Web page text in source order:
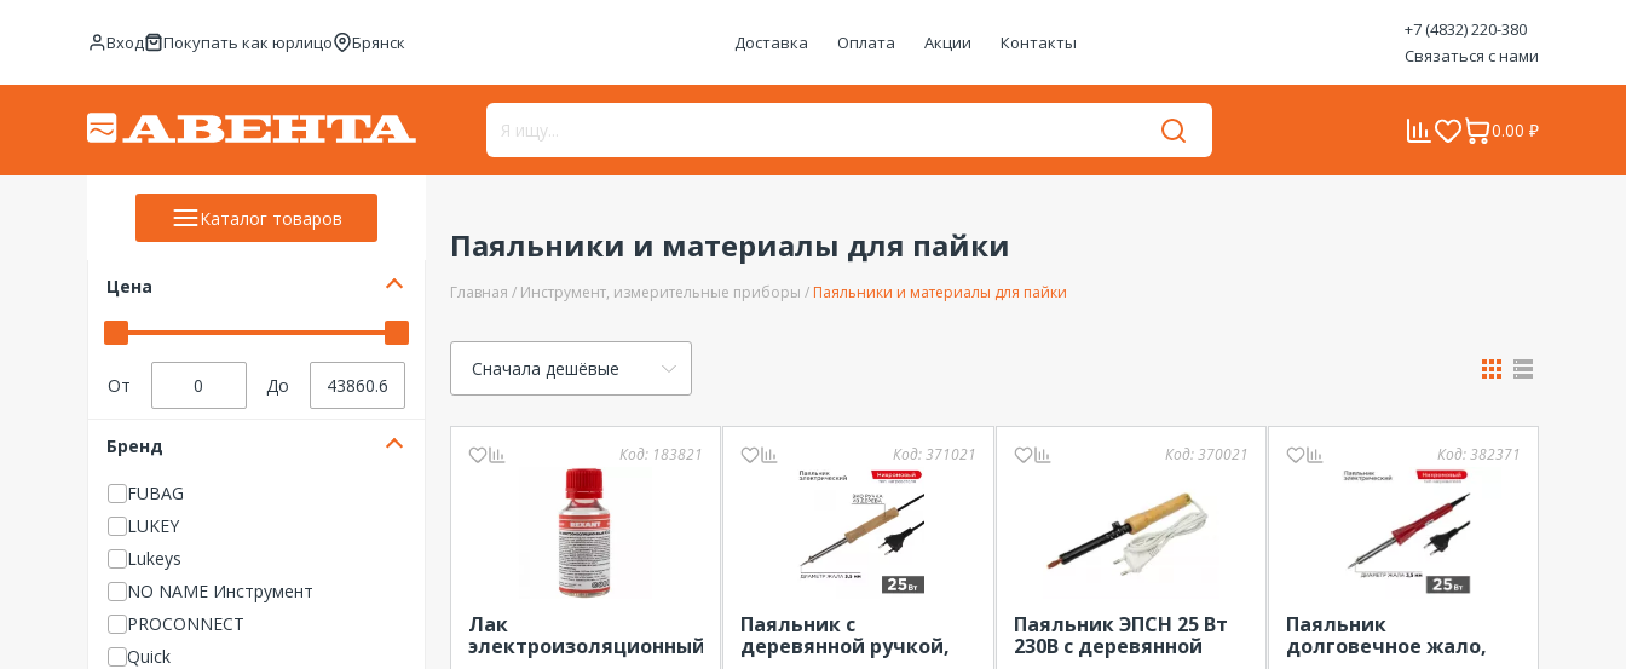
Вход Покупать как юрлицо Брянск Доставка Оплата Акции Контакты
+7 (4832) 220-380
Связаться с нами
0.00 ₽
Каталог товаров
Цена
От До
Бренд
FUBAG
LUKEY
Lukeys
NO NAME Инструмент
PROCONNECT
Quick
Паяльники и материалы для пайки
Главная Инструмент, измерительные приборы Паяльники и материалы для пайки
Сначала дешёвые
Код: 183821
Лак
электроизоляционный,
Код:371021
Паяльник с
деревянной ручкой,
Код:370021
Паяльник ЭПСН 25 Вт
230В с деревянной
Код:382371
Паяльник
долговечное жало,